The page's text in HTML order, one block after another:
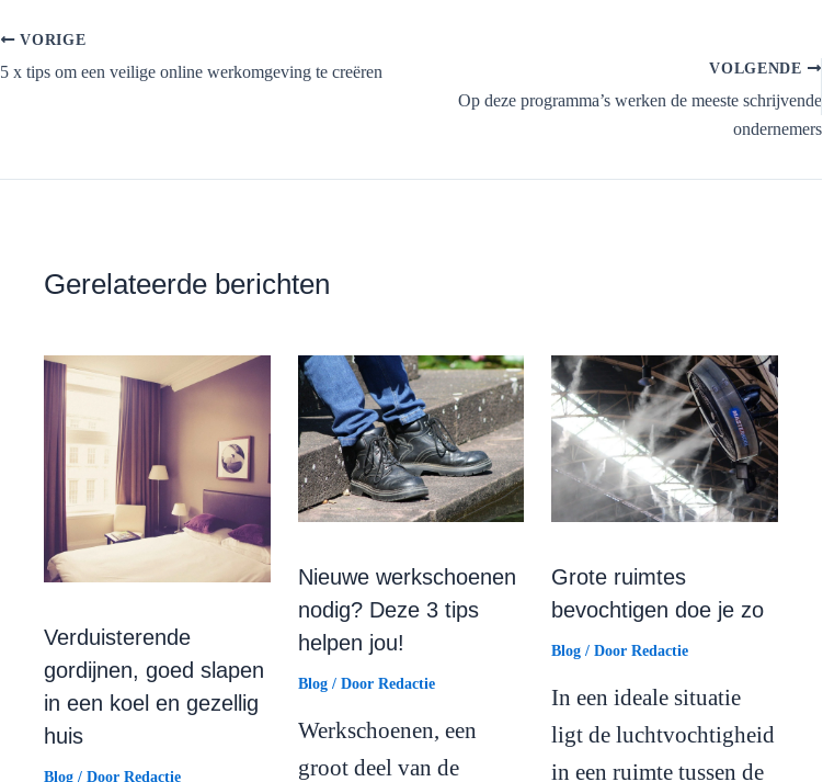
VORIGE
5 x tips om een veilige online werkomgeving te creëren VOLGENDE
Op deze programma’s werken de meeste schrijvende
ondernemers
Gerelateerde berichten
Verduisterende
gordijnen, goed slapen
in een koel en gezellig
huis
Blog / Door Redactie
Nieuwe werkschoenen
nodig? Deze 3 tips
helpen jou!
Blog/ Door Redactie
Werkschoenen, een
groot deel van de
Grote ruimtes
bevochtigen doe je zo
Blog / DoorRedactie
In een ideale situatie
ligt de luchtvochtigheid
in een ruimte tussen de